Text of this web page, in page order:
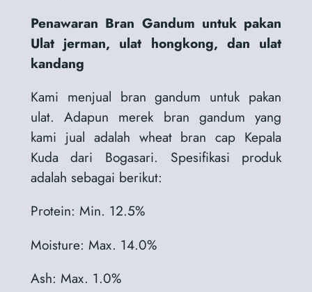
Penawaran Bran Gandum untuk pakan
Ulat jerman, ulat hongkong, dan ulat
kandang
Kami menjual bran gandum untuk pakan
ulat. Adapun merek bran gandum yang
kami jual adalah wheat bran cap Kepala
Kuda dari Bogasari. Spesifikasi produk
adalah sebagai berikut:
Protein: Min. 12.5%
Moisture: Max. 14.0%
Ash: Max. 1.0%